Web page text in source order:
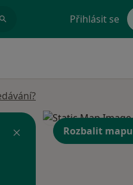
Přihlásit se
Rozbalit mapu